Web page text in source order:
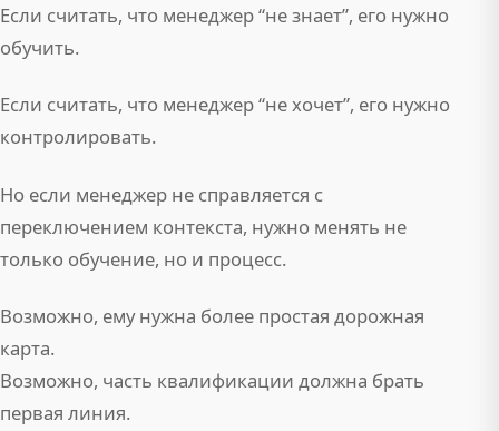
Если считать, что менеджер “не знает”, его нужно
обучить.
Если считать, что менеджер “не хочет”, его нужно
контролировать.
Но если менеджер не справляется с
переключением контекста, нужно менять не
только обучение, но и процесс.
Возможно, ему нужна более простая дорожная
карта.
Возможно, часть квалификации должна брать
первая линия.